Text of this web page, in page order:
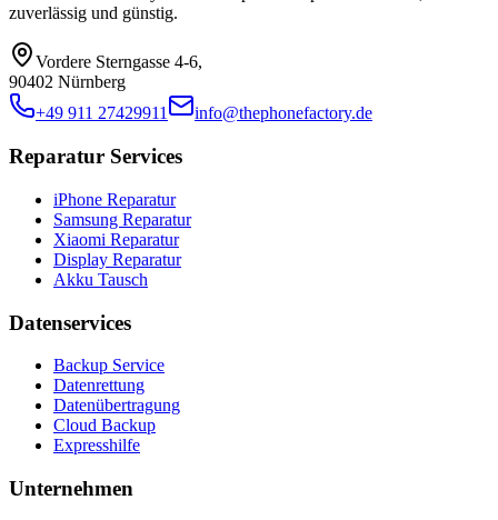
zuverlässig und günstig.
Vordere Sterngasse 4-6,
90402 Nürnberg
+49 911 27429911
info@thephonefactory.de
Reparatur Services
iPhone Reparatur
Samsung Reparatur
Xiaomi Reparatur
Display Reparatur
Akku Tausch
Datenservices
Backup Service
Datenrettung
Datenübertragung
Cloud Backup
Expresshilfe
Unternehmen